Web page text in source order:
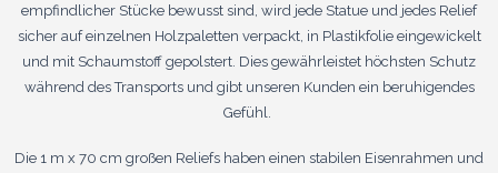
empfindlicher Stücke bewusst sind, wird jede Statue und jedes Relief
sicher auf einzelnen Holzpaletten verpackt, in Plastikfolie eingewickelt
und mit Schaumstoff gepolstert. Dies gewährleistet höchsten Schutz
während des Transports und gibt unseren Kunden ein beruhigendes
Gefühl.
Die 1 m x 70 cm großen Reliefs haben einen stabilen Eisenrahmen und